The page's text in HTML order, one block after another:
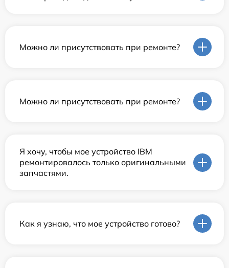
Можно ли присутствовать при ремонте?
Можно ли присутствовать при ремонте?
Я хочу, чтобы мое устройство IBM
ремонтировалось только оригинальными
запчастями.
Как я узнаю, что мое устройство готово?